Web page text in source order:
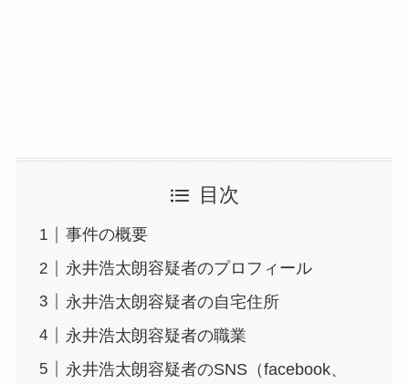
目次
事件の概要
永井浩太朗容疑者のプロフィール
永井浩太朗容疑者の自宅住所
永井浩太朗容疑者の職業
永井浩太朗容疑者のSNS（facebook、